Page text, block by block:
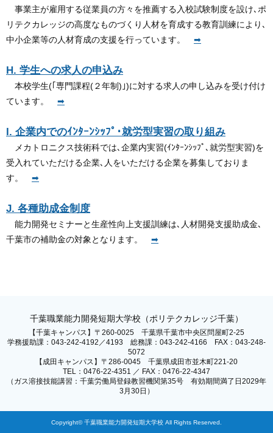
事業主が雇用する従業員の方々を推薦する入校試験制度を設け､ポ
リテクカレッジの高度なものづくり人材を育成する教育訓練により､
中小企業等の人材育成の支援を行っています。 ➡
H. 学生への求人の申込み
本校学生(｢専門課程(２年制)｣)に対する求人の申し込みを受け付け
ています。 ➡
I. 企業内でのｲﾝﾀｰﾝｼｯﾌﾟ･就労型実習の取り組み
メカトロニクス技術科では､企業内実習(ｲﾝﾀｰﾝｼｯﾌﾟ､就労型実習)を
受入れていただける企業､人をいただける企業を募集しておりま
す。 ➡
J. 各種助成金制度
能力開発セミナーと生産性向上支援訓練は､人材開発支援助成金､
千葉市の補助金の対象となります。 ➡
千葉職業能力開発短期大学校（ポリテクカレッジ千葉）
【千葉キャンパス】〒260-0025 千葉県千葉市中央区問屋町2-25
学務援助課：043-242-4192／4193 総務課：043-242-4166 FAX：043-248-
5072
【成田キャンパス】〒286-0045 千葉県成田市並木町221-20
TEL：0476-22-4351 ／ FAX：0476-22-4347
（ガス溶接技能講習：千葉労働局登録教習機関第35号 有効期間満了日2029年
3月30日）
Copyright© 千葉職業能力開発短期大学校 All Rights Reserved.